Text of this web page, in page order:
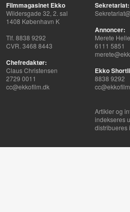
Filmmagasinet Ekko
Wildersgade 32, 2. sal
1408 København K
Tlf. 8838 9292
CVR. 3468 8443
Chefredaktør:
Claus Christensen
2729 0011
cc@ekkofilm.dk
Sekretariat:
Annoncer:
Merete
6111 5851
Ekko
8838 9292
Artikler og
indekseres
distribueres